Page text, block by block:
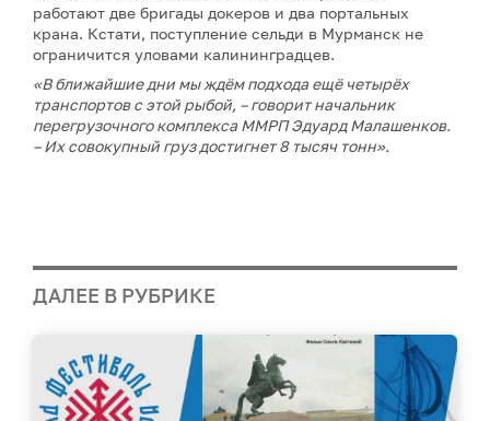
работают две бригады докеров и два портальных
крана. Кстати, поступление сельди в Мурманск не
ограничится уловами калининградцев.
«В ближайшие дни мы ждём подхода ещё четырёх
транспортов с этой рыбой, –говорит начальник
перегрузочного комплекса ММРП Эдуард Малашенков.
– Их совокупный груз достигнет 8 тысяч тонн».
ДАЛЕЕ В РУБРИКЕ